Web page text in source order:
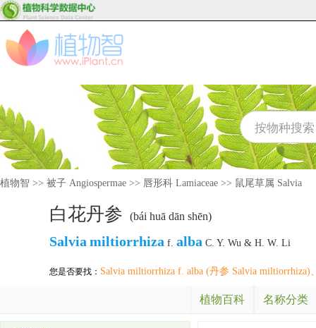
植物智 >> 被子 Angiospermae >> 唇形科 Lamiaceae >> 鼠尾草属 Salvia
白花丹参 (bái huā dān shēn)
Salvia miltiorrhiza f. alba C. Y. Wu & H. W. Li
您是否要找： Salvia miltiorrhiza f. alba (丹参 Salvia miltiorrhiza)
植物百科 名称分类